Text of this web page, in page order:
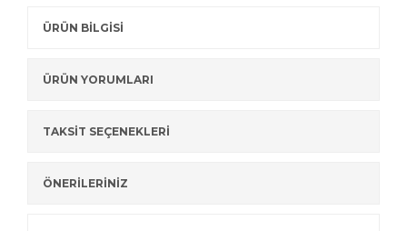
ÜRÜN BİLGİSİ
ÜRÜN YORUMLARI
TAKSİT SEÇENEKLERİ
ÖNERİLERİNİZ